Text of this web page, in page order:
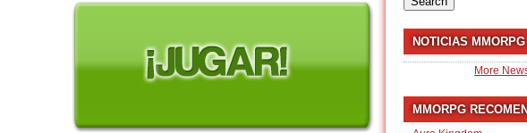
NOTICIAS MMORPG
More
MMORPG